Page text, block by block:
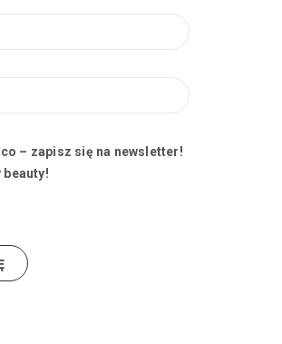
– zapisz się na newsletter!
beauty!